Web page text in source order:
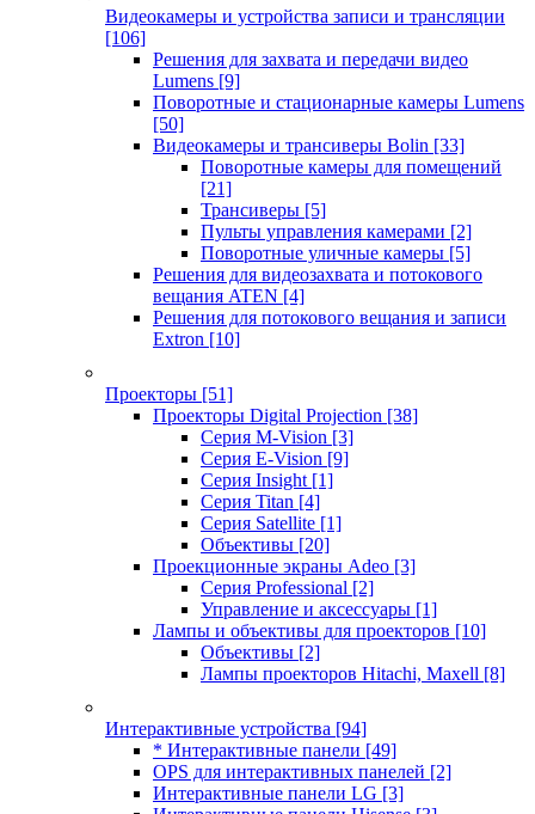
Видеокамеры и устройства записи и трансляции
[106]
Решения для захвата и передачи видео
Lumens [9]
Поворотные и стационарные камеры Lumens
[50]
Видеокамеры и трансиверы Bolin [33]
Поворотные камеры для помещений
[21]
Трансиверы [5]
Пульты управления камерами [2]
Поворотные уличные камеры [5]
Решения для видеозахвата и потокового
вещания ATEN [4]
Решения для потокового вещания и записи
Extron [10]
Проекторы [51]
Проекторы Digital Projection [38]
Серия M-Vision [3]
Серия E-Vision [9]
Серия Insight [1]
Серия Titan [4]
Серия Satellite [1]
Объективы [20]
Проекционные экраны Adeo [3]
Серия Professional [2]
Управление и аксессуары [1]
Лампы и объективы для проекторов [10]
Объективы [2]
Лампы проекторов Hitachi, Maxell [8]
Интерактивные устройства [94]
* Интерактивные панели [49]
OPS для интерактивных панелей [2]
Интерактивные панели LG [3]